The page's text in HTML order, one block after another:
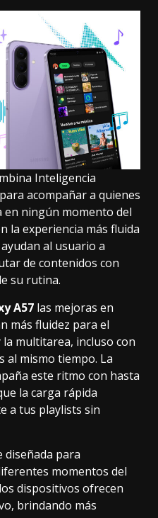
Inteligencia
acompañar a quienes
en ningún momento del
la experiencia más fluida
al usuario a
de contenidos con
su rutina.
A57 las mejoras en
más fluidez para el
multitarea, incluso con
al mismo tiempo. La
este ritmo con hasta
la carga rápida
a tus playlists sin
diseñada para
momentos del
dispositivos ofrecen
brindando más